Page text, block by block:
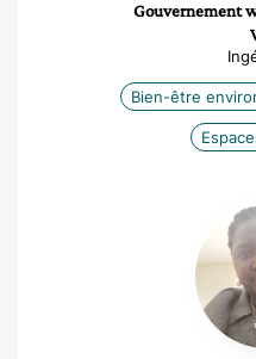
Gouvernement
Bien-être